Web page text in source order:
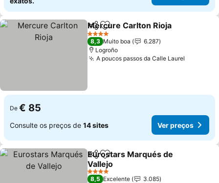
PartilharAdicionar aos favoritos
Mercure Carlton Rioja
4 Estrelas
8,3 Muito boa
6.287
Logroño
A poucos passos da Calle Laurel
De € 85
Consulte os preços de 14 sites Ver preços
PartilharAdicionar aos favoritos
Eurostars Marqués de
Vallejo
Ver preços
4 Estrelas
8,5 Excelente
3.085